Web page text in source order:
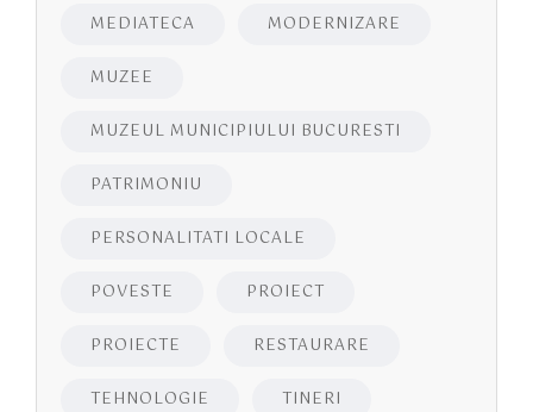
MEDIATECA MODERNIZARE
MUZEE
MUZEUL MUNICIPIULUI BUCURESTI
PATRIMONIU
PERSONALITATI LOCALE
POVESTE PROIECT
PROIECTE RESTAURARE
TEHNOLOGIE TINERI